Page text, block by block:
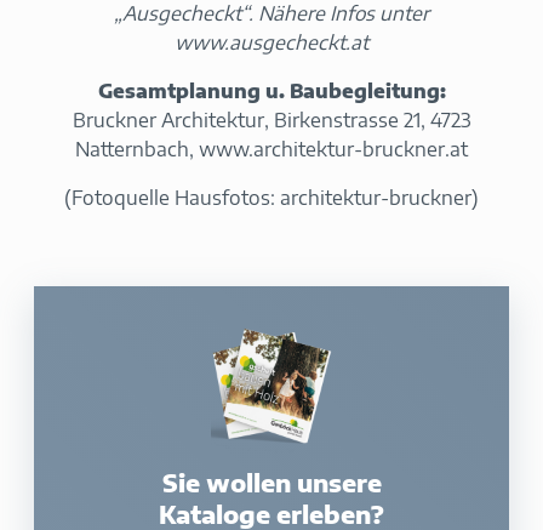
„Ausgecheckt“. Nähere Infos unter
www.ausgecheckt.at
Gesamtplanung u. Baubegleitung:
Bruckner Architektur, Birkenstrasse 21, 4723
Natternbach, www.architektur-bruckner.at
(Fotoquelle Hausfotos: architektur-bruckner)
Sie wollen unsere
Kataloge erleben?